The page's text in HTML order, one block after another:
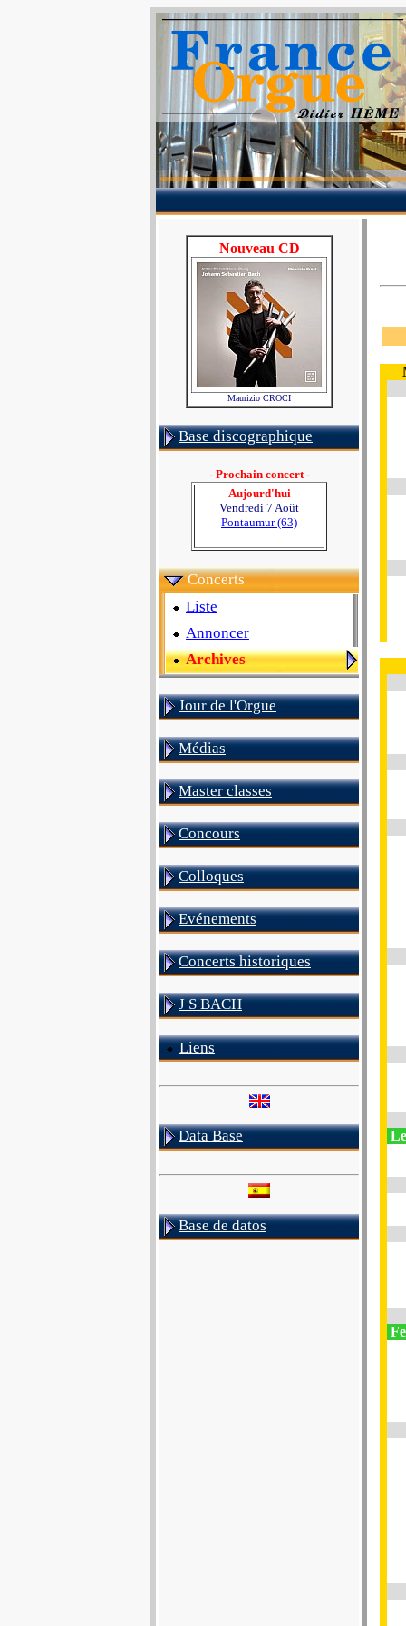
Nouveau CD
Maurizio CROCI
Base discographique
- Prochain concert -
Aujourd'hui
Vendredi 7 Août
Pontaumur (63)
Concerts
Liste
Annoncer
Archives
Jour de l'Orgue
Médias
Master classes
Concours
Colloques
Evénements
Concerts historiques
J S BACH
Liens
Data Base
Base de datos